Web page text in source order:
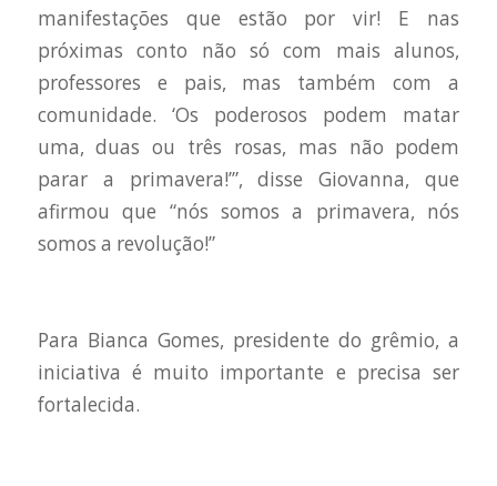
manifestações que estão por vir! E nas
próximas conto não só com mais alunos,
professores e pais, mas também com a
comunidade. ‘Os poderosos podem matar
uma, duas ou três rosas, mas não podem
parar a primavera!’”, disse Giovanna, que
afirmou que “nós somos a primavera, nós
somos a revolução!”
Para Bianca Gomes, presidente do grêmio, a
iniciativa é muito importante e precisa ser
fortalecida.